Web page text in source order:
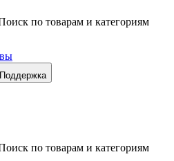
по товарам и категориям
Поддержка
по товарам и категориям